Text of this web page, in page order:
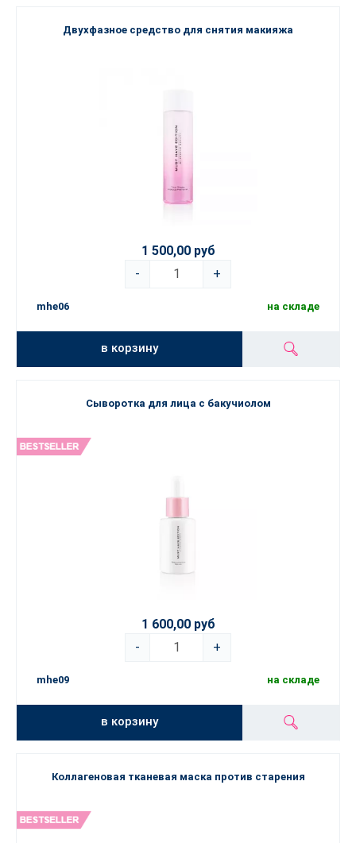
Двухфазное средство для снятия макияжа
1 500,00 руб
-
+
mhe06 на складе
в корзину
Сыворотка для лица с бакучиолом
1 600,00 руб
-
+
mhe09 на складе
в корзину
Коллагеновая тканевая маска против старения